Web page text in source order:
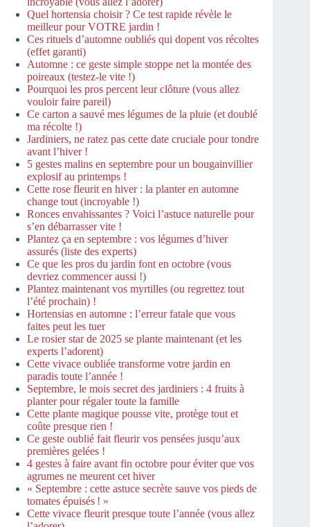
Quel hortensia choisir ? Ce test rapide révèle le
meilleur pour VOTRE jardin !
Ces rituels d’automne oubliés qui dopent vos récoltes
(effet garanti)
Automne : ce geste simple stoppe net la montée des
poireaux (testez-le vite !)
Pourquoi les pros percent leur clôture (vous allez
vouloir faire pareil)
Ce carton a sauvé mes légumes de la pluie (et doublé
ma récolte !)
Jardiniers, ne ratez pas cette date cruciale pour tondre
avant l’hiver !
5 gestes malins en septembre pour un bougainvillier
explosif au printemps !
Cette rose fleurit en hiver : la planter en automne
change tout (incroyable !)
Ronces envahissantes ? Voici l’astuce naturelle pour
s’en débarrasser vite !
Plantez ça en septembre : vos légumes d’hiver
assurés (liste des experts)
Ce que les pros du jardin font en octobre (vous
devriez commencer aussi !)
Plantez maintenant vos myrtilles (ou regrettez tout
l’été prochain) !
Hortensias en automne : l’erreur fatale que vous
faites peut les tuer
Le rosier star de 2025 se plante maintenant (et les
experts l’adorent)
Cette vivace oubliée transforme votre jardin en
paradis toute l’année !
Septembre, le mois secret des jardiniers : 4 fruits à
planter pour régaler toute la famille
Cette plante magique pousse vite, protège tout et
coûte presque rien !
Ce geste oublié fait fleurir vos pensées jusqu’aux
premières gelées !
4 gestes à faire avant fin octobre pour éviter que vos
agrumes ne meurent cet hiver
« Septembre : cette astuce secrète sauve vos pieds de
tomates épuisés ! »
Cette vivace fleurit presque toute l’année (vous allez